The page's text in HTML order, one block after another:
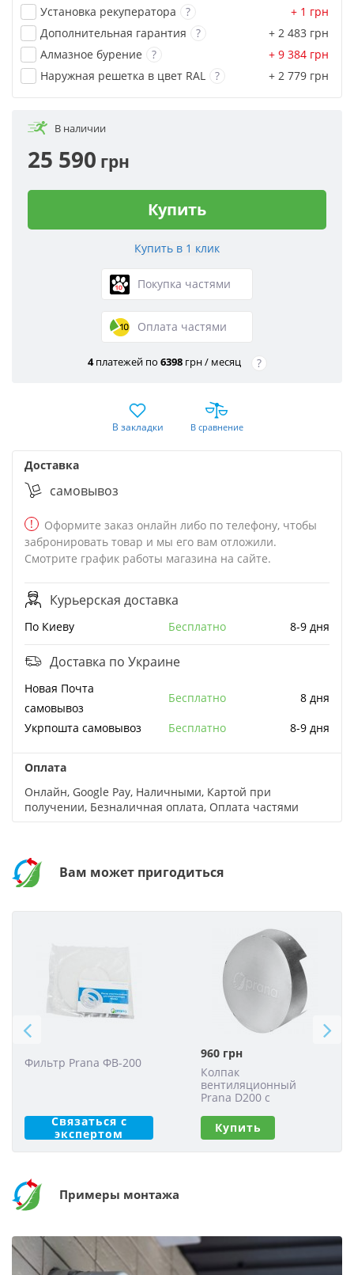
Установка рекуператора ? + 1 грн
Дополнительная гарантия
? + 2 483 грн
Алмазное бурение
? + 9 384 грн
Наружная решетка в цвет RAL
? + 2 779 грн
В наличии
25 590 грн
Купить
Покупка частями
Оплата частями
4платежей по 6398грн / месяц ?
В закладки В сравнение
Доставка
cамовывоз
!
Оформите заказ онлайн либо по телефону, чтобы
забронировать товар и мы его вам отложили.
Смотрите график работы магазина на сайте.
Курьерская доставка
По Киеву бесплатно 8-9 дня
Доставка по Украине
Новая Почта
cамовывоз
бесплатно
8 дня
Укрпошта cамовывоз
бесплатно 8-9 дня
Оплата
Онлайн, Google Pay, Наличными, Картой при
получении, Безналичная оплата, Оплата частями
Вам может пригодиться
Фильтр Prana ФВ-200
Связаться с
экспертом
960 грн
Колпак
вентиляционный
Prana D200 с
Купить
Примеры монтажа